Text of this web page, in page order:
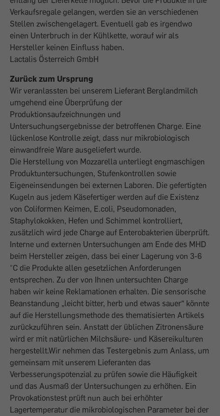
Verkaufsregale gelangen, werden sie an verschiedenen
Stellen zwischengelagert. Eventuell gab es irgendwo
einen Unterbruch in der Kühlkette, worauf wir als
Hersteller keinen Einfluss haben.
Lactalis Österreich GmbH
Zurück zum Ursprung
Wir veranlassten bei unserem Lieferant Berglandmilch
umgehend eine Überprüfung der
Produktionsaufzeichnungen und
Untersuchungsergebnisse der betroffenen Charge. Eine
lückenlose Kontrolle zeigt, dass nur mikrobiologisch
einwandfreie Ware ausgeliefert wurde.
Die Herstellung von Mozzarella unterliegt engmaschigen
Produktuntersuchungen, Stufenkontrollen sowie
Eigeneinsendungen bei externen Laboren. Die gefertigten
Kugeln aus jedem Käsefertiger werden auf die Existenz
von Coliformen Keimen, E.coli, Pseudomonaden,
Staphylokokken, Hefen und Schimmel kontrolliert,
zusätzlich wird jede Charge auf Enterobakterien überprüft.
Interne und externen Untersuchungen am Ende des MHD
beim Hersteller zeigen, dass bei einer Lagerung von 3-6
°C die Produkte allen gesetzlichen Anforderungen
entsprechen. Zu der von Ihnen untersuchten Charge
haben wir keine Reklamationen erhalten. Die sensorische
Beanstandung „leicht bitter, herb und etwas sauer“ könnte
auf die Herstellungsmethode des thematisierten Artikels
zurückzuführen sein. Anstatt der üblichen Zitronensäure
wird er mit natürlichen Milchsäure- und Käsereikulturen
hergestellt.Wir nehmen das Testergebnis zum Anlass, um
gemeinsam mit unserem Lieferanten das
Verbesserungspotenzial zu prüfen sowie die Häufigkeit
und das Ausmaß der Untersuchungen zu erhöhen. Ein
Provokationstest prüft nun auch bei erhöhter
Lagertemperatur die mikrobiologischen Parameter bei der